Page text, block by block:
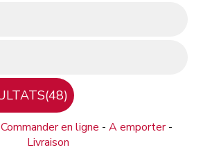
Commander en ligne - A emporter-
Livraison